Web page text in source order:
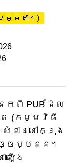
ធម្មតា។)
ពី PUP ដែល
(កម្មវិធី
សំខាន់នៅក្នុង
ច្ចុប្បន្ន។
ឡើង